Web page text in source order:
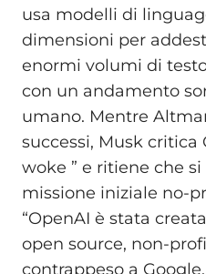
usa modelli di
dimensioni per
enormi volumi di
con un andamento
umano. Mentre
successi, Musk critica
woke ” e ritiene che
missione iniziale no-
“OpenAI è stata
open source, non-
contrappeso a